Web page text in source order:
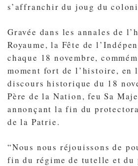
s’affranchir du joug du
Gravée dans les annales de
Royaume, la Fête de
chaque 18 novembre,
moment fort de l’histoire, en
discours historique du 18
Père de la Nation, feu Sa
annonçant la fin du
de la Patrie.
“Nous nous réjouissons de
fin du régime de tutelle et du